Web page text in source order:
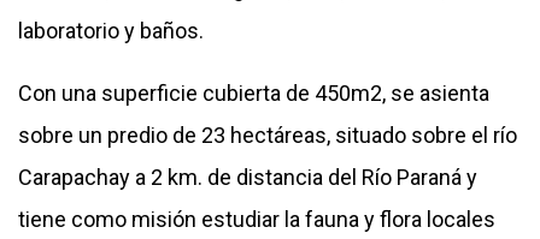
laboratorio y baños.
Con una superficie cubierta de 450m2, se asienta
sobre un predio de 23 hectáreas, situado sobre el río
Carapachay a 2 km. de distancia del Río Paraná y
tiene como misión estudiar la fauna y flora locales